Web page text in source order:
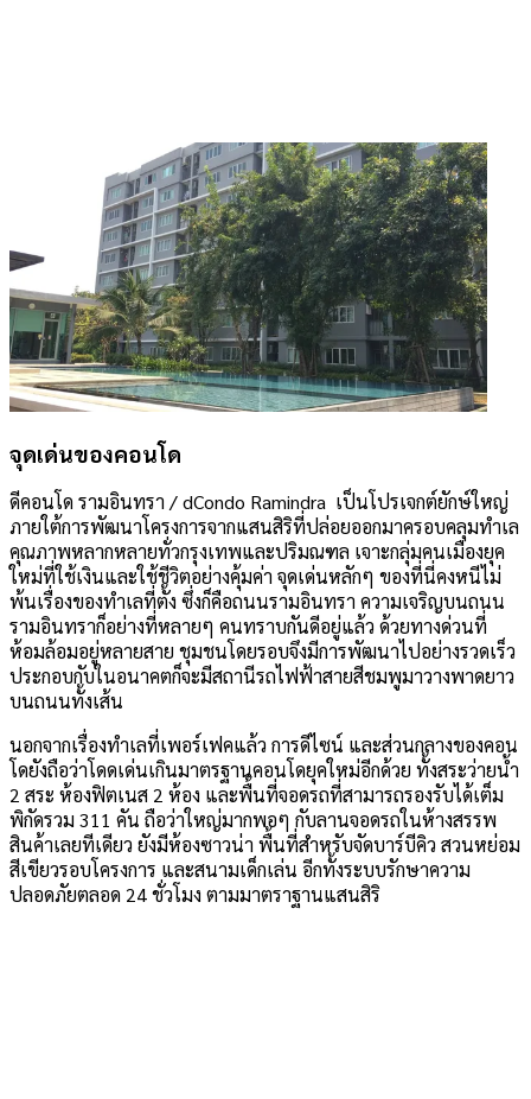
จุดเด่นของคอนโด
ดีคอนโด รามอินทรา / dCondo Ramindra เป็นโปรเจกต์ยักษ์ใหญ่
ภายใต้การพัฒนาโครงการจากแสนสิริที่ปล่อยออกมาครอบคลุมทำเล
คุณภาพหลากหลายทั่วกรุงเทพและปริมณฑล เจาะกลุ่มคนเมืองยุค
ใหม่ที่ใช้เงินและใช้ชีวิตอย่างคุ้มค่า จุดเด่นหลักๆ ของที่นี่คงหนีไม่
พ้นเรื่องของทำเลที่ตั้ง ซึ่งก็คือถนนรามอินทรา ความเจริญบนถนน
รามอินทราก็อย่างที่หลายๆ คนทราบกันดีอยู่แล้ว ด้วยทางด่วนที่
ห้อมล้อมอยู่หลายสาย ชุมชนโดยรอบจึงมีการพัฒนาไปอย่างรวดเร็ว
ประกอบกับในอนาคตก็จะมีสถานีรถไฟฟ้าสายสีชมพูมาวางพาดยาว
บนถนนทั้งเส้น
นอกจากเรื่องทำเลที่เพอร์เฟคแล้ว การดีไซน์ และส่วนกลางของคอน
โดยังถือว่าโดดเด่นเกินมาตรฐานคอนโดยุคใหม่อีกด้วย ทั้งสระว่ายน้ำ
2 สระ ห้องฟิตเนส 2 ห้อง และพื้นที่จอดรถที่สามารถรองรับได้เต็ม
พิกัดรวม 311 คัน ถือว่าใหญ่มากพอๆ กับลานจอดรถในห้างสรรพ
สินค้าเลยทีเดียว ยังมีห้องซาวน่า พื้นที่สำหรับจัดบาร์บีคิว สวนหย่อม
สีเขียวรอบโครงการ และสนามเด็กเล่น อีกทั้งระบบรักษาความ
ปลอดภัยตลอด 24 ชั่วโมง ตามมาตราฐานแสนสิริ